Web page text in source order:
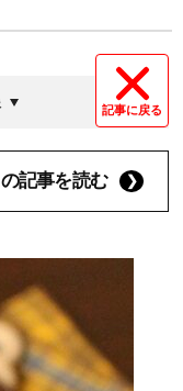
記事に戻る
記事を読む